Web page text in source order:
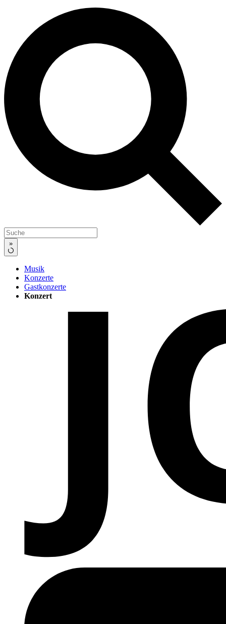
»
Musik
Konzerte
Gastkonzerte
Konzert